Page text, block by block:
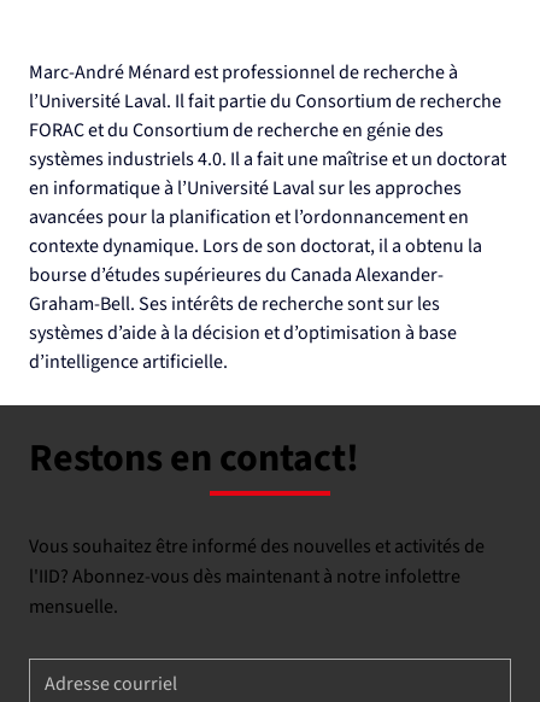
Marc-André Ménard est professionnel de recherche à
l’Université Laval. Il fait partie du Consortium de recherche
FORAC et du Consortium de recherche en génie des
systèmes industriels 4.0. Il a fait une maîtrise et un doctorat
en informatique à l’Université Laval sur les approches
avancées pour la planification et l’ordonnancement en
contexte dynamique. Lors de son doctorat, il a obtenu la
bourse d’études supérieures du Canada Alexander-
Graham-Bell. Ses intérêts de recherche sont sur les
systèmes d’aide à la décision et d’optimisation à base
d’intelligence artificielle.
Restons en contact!
Vous souhaitez être informé des nouvelles et activités de
l'IID? Abonnez-vous dès maintenant à notre infolettre
mensuelle.